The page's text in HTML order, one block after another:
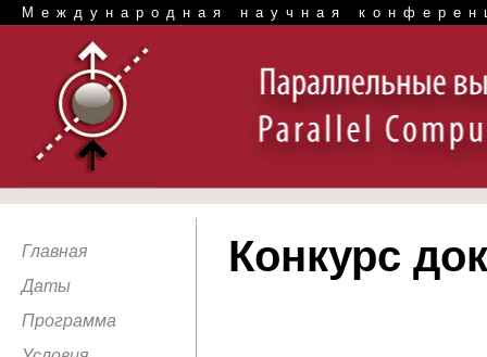
Международная научная
Главная
Даты
Программа
Конкурс